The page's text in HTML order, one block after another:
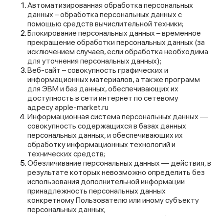
Автоматизированная обработка персональных
данных – обработка персональных данных с
помощью средств вычислительной техники;
Блокирование персональных данных – временное
прекращение обработки персональных данных (за
исключением случаев, если обработка необходима
для уточнения персональных данных);
Веб-сайт – совокупность графических и
информационных материалов, а также программ
для ЭВМ и баз данных, обеспечивающих их
доступность в сети интернет по сетевому
адресуapple-market.ru
Информационная система персональных данных —
совокупность содержащихся в базах данных
персональных данных, и обеспечивающих их
обработку информационных технологий и
технических средств;
Обезличивание персональных данных — действия, в
результате которых невозможно определить без
использования дополнительной информации
принадлежность персональных данных
конкретному Пользователю или иному субъекту
персональных данных;